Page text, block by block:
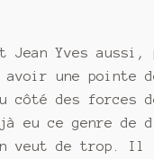
Yves aussi,
une pointe
côté des
eu ce genre de
veut de trop. Il